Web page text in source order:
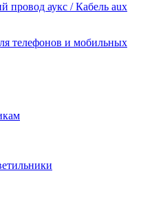
провод аукс / Кабель aux
телефонов и мобильных